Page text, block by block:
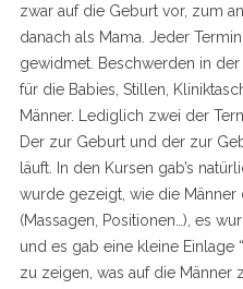
zwar auf die Geburt vor, zum
danach als Mama. Jeder
gewidmet. Beschwerden in
für die Babies, Stillen,
Männer. Lediglich zwei der
Der zur Geburt und der zur
läuft. In den Kursen gab’s
wurde gezeigt, wie die Männer
(Massagen, Positionen…), es
und es gab eine kleine Einlage
zu zeigen, was auf die Männer